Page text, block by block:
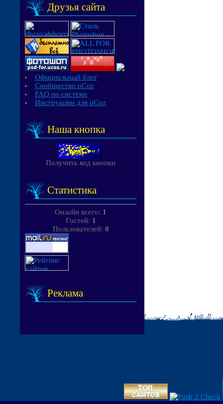
Друзья сайта
Официальный блог
Сообщество uCoz
FAQ по системе
Инструкции для uCoz
Наша кнопка
Получить код кнопки
Статистика
Онлайн всего: 1
Гостей: 1
Пользователей: 0
Реклама